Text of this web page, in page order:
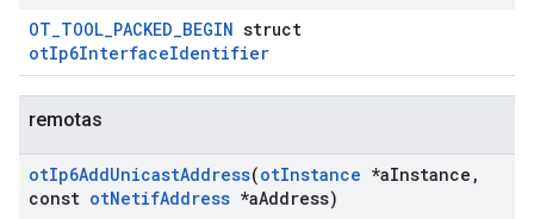
OT_TOOL_PACKED_BEGIN struct
otIp6InterfaceIdentifier
remotas
otIp6AddUnicastAddress(otInstance *aInstance ,
const otNetifAddress *aAddress)